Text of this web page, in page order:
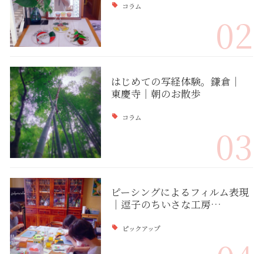
コラム
02
はじめての写経体験。鎌倉｜
東慶寺｜朝のお散歩
コラム
03
ピーシングによるフィルム表現
｜逗子のちいさな工房…
ピックアップ